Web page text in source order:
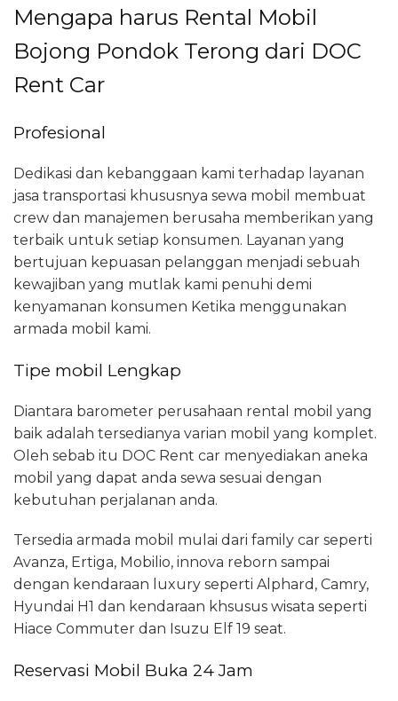
Mengapa harus Rental Mobil
Bojong Pondok Terong dari DOC
Rent Car
Profesional
Dedikasi dan kebanggaan kami terhadap layanan
jasa transportasi khususnya sewa mobil membuat
crew dan manajemen berusaha memberikan yang
terbaik untuk setiap konsumen. Layanan yang
bertujuan kepuasan pelanggan menjadi sebuah
kewajiban yang mutlak kami penuhi demi
kenyamanan konsumen Ketika menggunakan
armada mobil kami.
Tipe mobil Lengkap
Diantara barometer perusahaan rental mobil yang
baik adalah tersedianya varian mobil yang komplet.
Oleh sebab itu DOC Rent car menyediakan aneka
mobil yang dapat anda sewa sesuai dengan
kebutuhan perjalanan anda.
Tersedia armada mobil mulai dari family car seperti
Avanza, Ertiga, Mobilio, innova reborn sampai
dengan kendaraan luxury seperti Alphard, Camry,
Hyundai H1 dan kendaraan khsusus wisata seperti
Hiace Commuter dan Isuzu Elf 19 seat.
Reservasi Mobil Buka 24 Jam